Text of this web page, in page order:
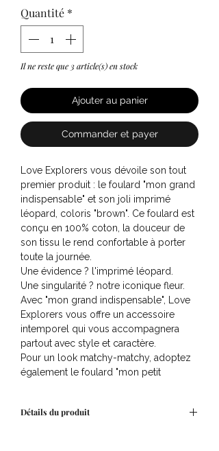
Quantité *
Il ne reste que 3 article(s) en stock
Ajouter au panier
Commander et payer
Love Explorers vous dévoile son tout
premier produit : le foulard "mon grand
indispensable" et son joli imprimé
léopard, coloris "brown". Ce foulard est
conçu en 100% coton, la douceur de
son tissu le rend confortable à porter
toute la journée.
Une évidence ? l'imprimé léopard.
Une singularité ? notre iconique fleur.
Avec "mon grand indispensable", Love
Explorers vous offre un accessoire
intemporel qui vous accompagnera
partout avec style et caractère.
Pour un look matchy-matchy, adoptez
également le foulard "mon petit
main selon la tradition artisanale du
Détails du produit